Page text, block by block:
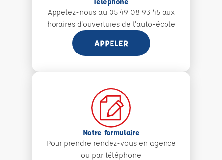
Appelez-nous au 05 49 08 93 45 aux
horaires d'ouvertures de l'auto-école
APPELER
Notre formulaire
Pour prendre rendez-vous en agence
ou par téléphone